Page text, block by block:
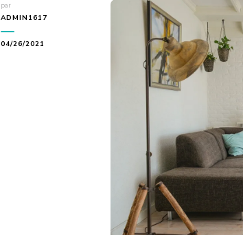
par
ADMIN1617
04/26/2021